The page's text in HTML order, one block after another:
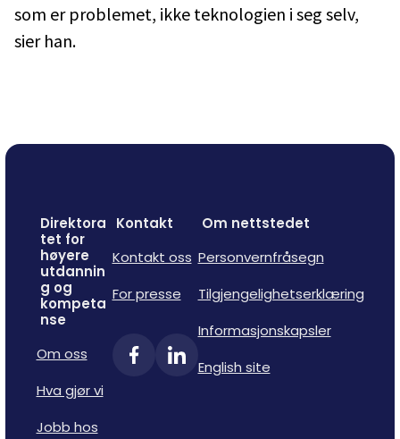
som er problemet, ikke teknologien i seg selv,
sier han.
Direktora
tet for
høyere
utdannin
g og
kompeta
nse
Om oss
Hva gjør vi
Jobb hos
Kontakt
Kontakt oss
For presse
Om nettstedet
Personvernfråsegn
Tilgjengelighetserklæring
Informasjonskapsler
English site